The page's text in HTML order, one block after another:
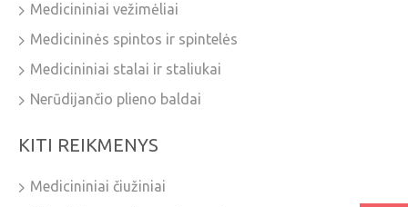
Medicininiai vežimėliai
Medicininės spintos ir spintelės
Medicininiai stalai ir staliukai
Nerūdijančio plieno baldai
KITI REIKMENYS
Medicininiai čiužiniai